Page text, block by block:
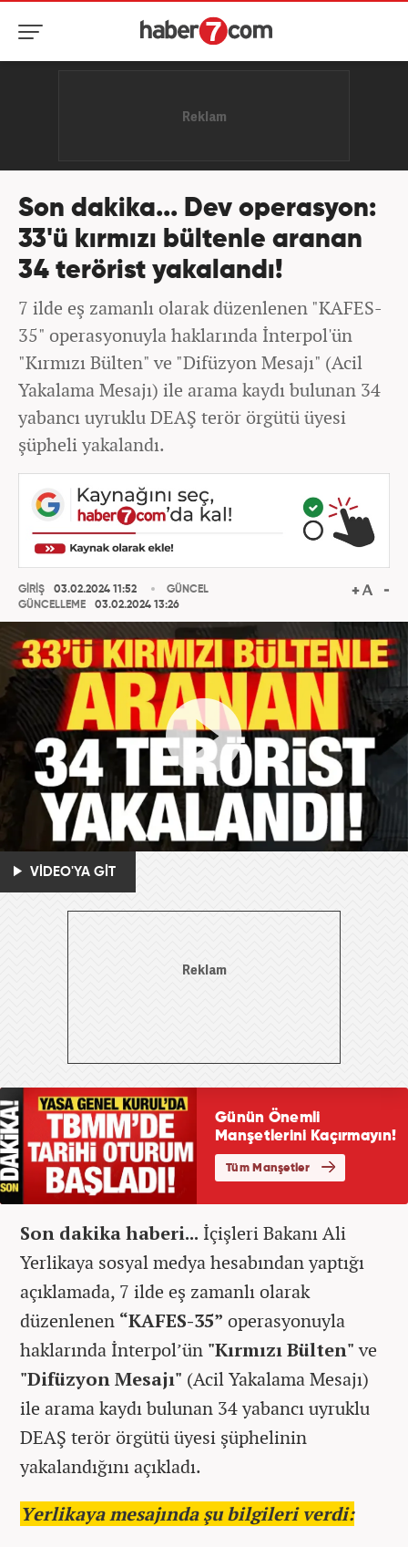
Son dakika... Dev operasyon:
33'ü kırmızı bültenle aranan
34 terörist yakalandı!
7 ilde eş zamanlı olarak düzenlenen "KAFES-
35" operasyonuyla haklarında İnterpol'ün
"Kırmızı Bülten" ve "Difüzyon Mesajı" (Acil
Yakalama Mesajı) ile arama kaydı bulunan 34
yabancı uyruklu DEAŞ terör örgütü üyesi
şüpheli yakalandı.
GİRİŞ
03.02.2024 11:52
GÜNCELLEME
03.02.2024 13:26
GÜNCEL
VİDEO'YA GİT
Son dakika haberi... İçişleri Bakanı Ali
Yerlikaya sosyal medya hesabından yaptığı
açıklamada, 7 ilde eş zamanlı olarak
düzenlenen “KAFES-35” operasyonuyla
haklarında İnterpol’ün "Kırmızı Bülten"ve
"Difüzyon Mesajı" (Acil Yakalama Mesajı)
ile arama kaydı bulunan 34 yabancı uyruklu
DEAŞ terör örgütü üyesi şüphelinin
yakalandığını açıkladı.
Yerlikaya mesajında şu bilgileri verdi: